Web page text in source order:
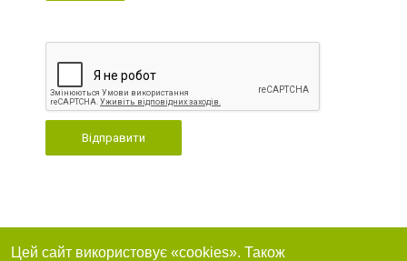
Відправити
Цей сайт використовує «cookies». Також